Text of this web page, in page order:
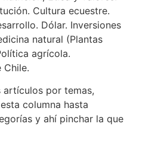
Cultura ecuestre.
Dólar. Inversiones
natural (Plantas
agrícola.
Chile.
artículos por temas,
columna hasta
y ahí pinchar la que